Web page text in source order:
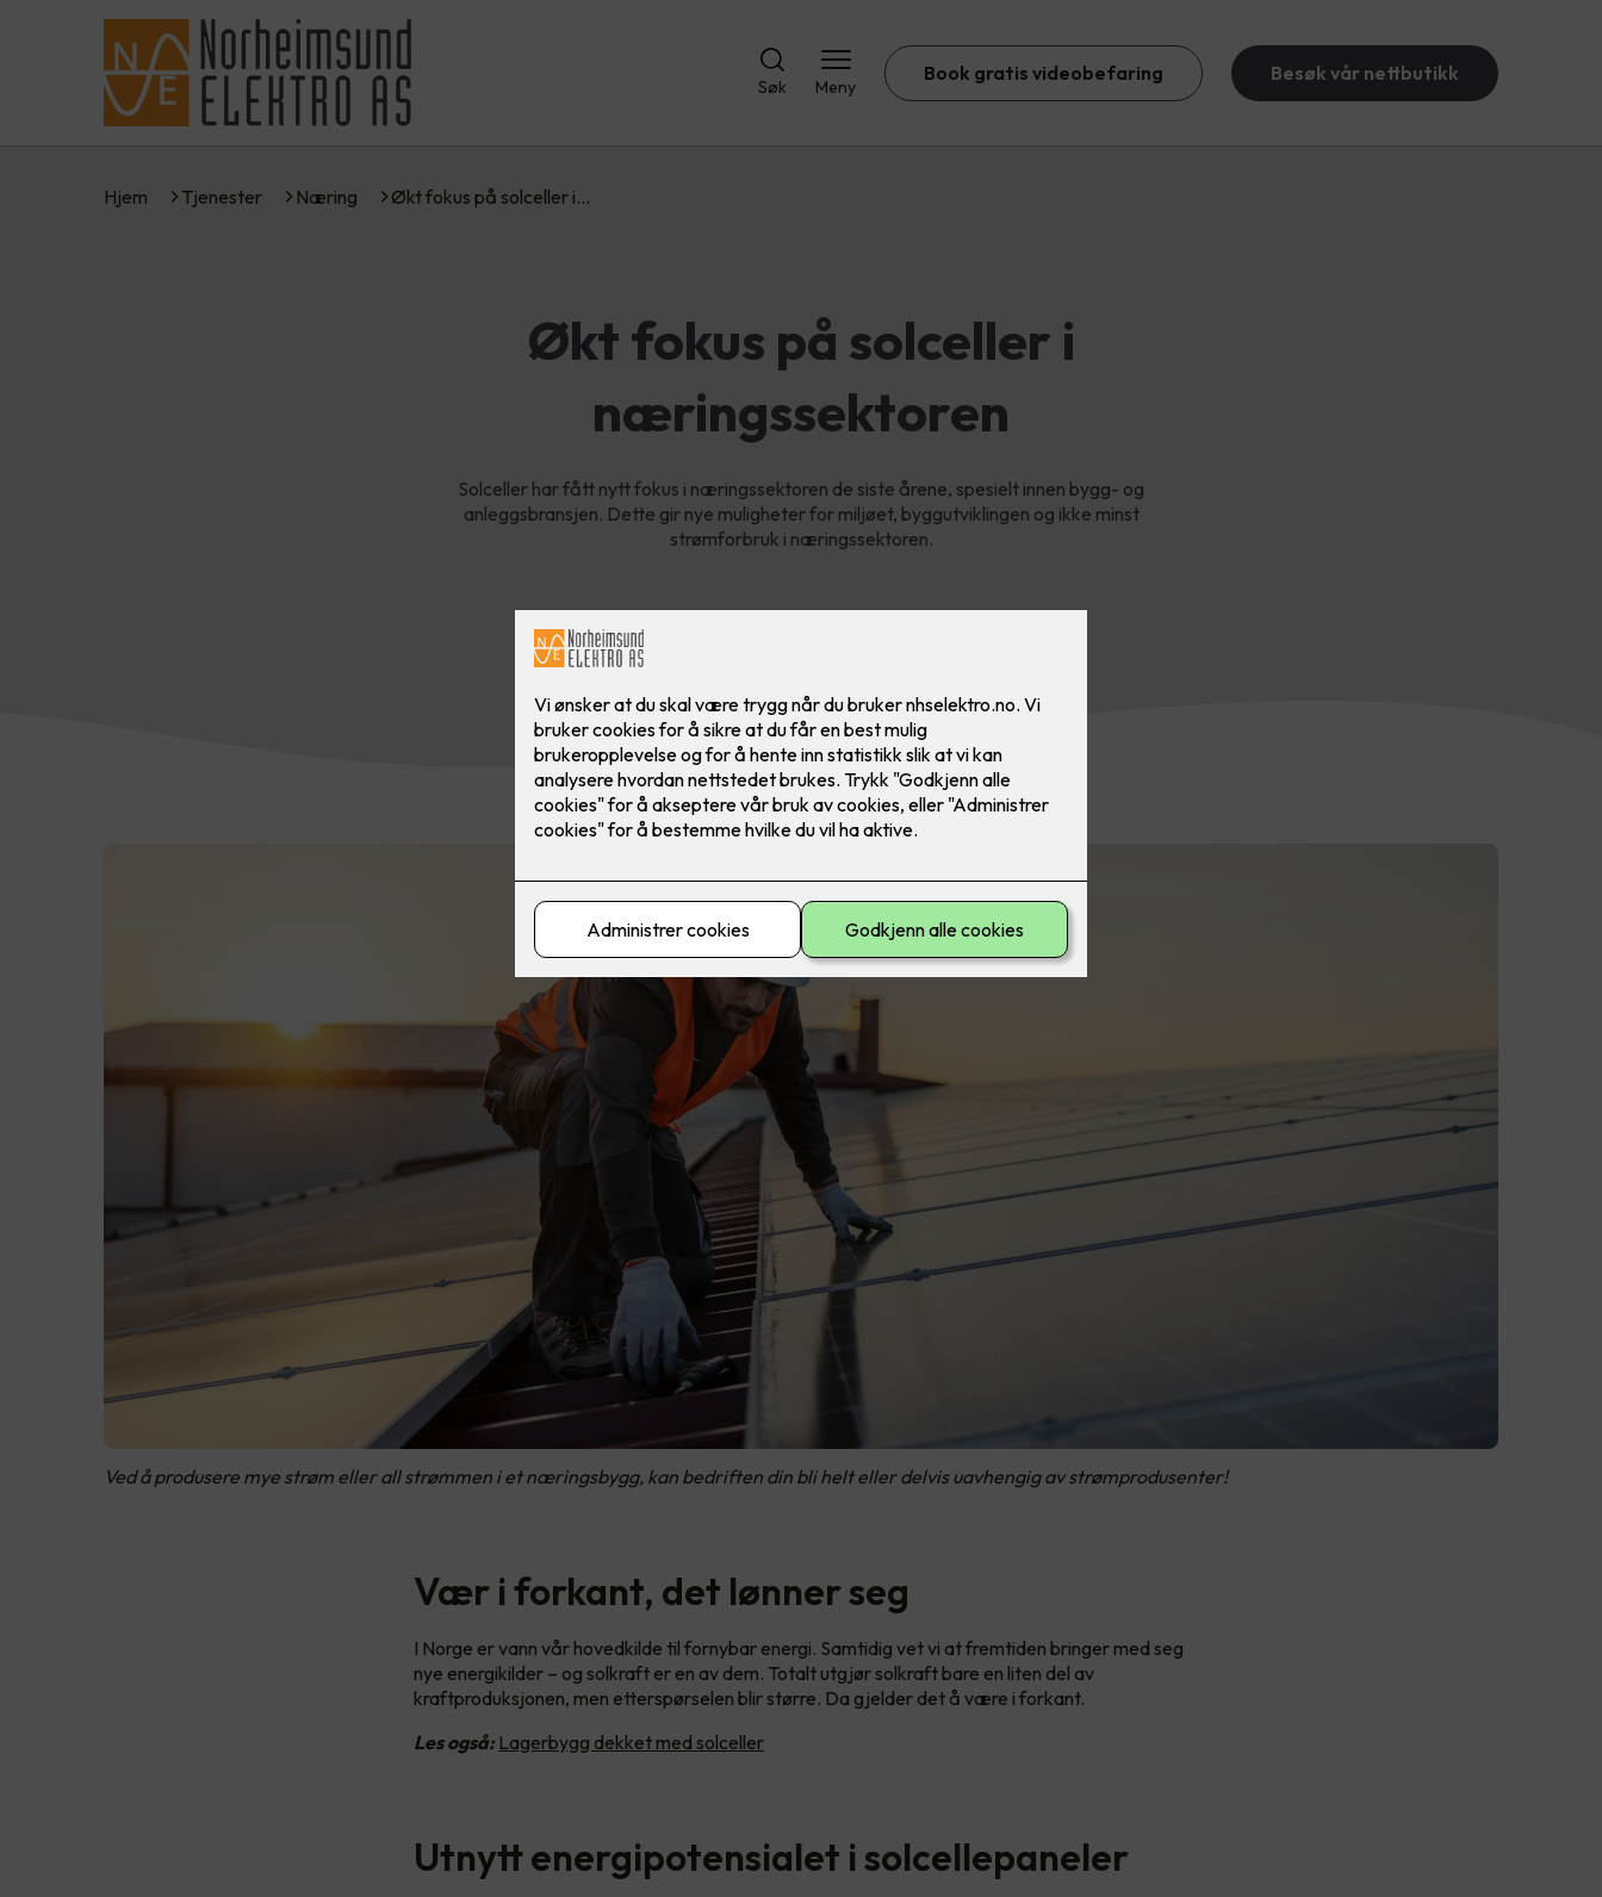
Søk Meny
Book gratis videobefaring Besøk vår nettbutikk
Hjem Tjenester Næring Økt fokus på solceller i…
Økt fokus på solceller i
næringssektoren
Solceller har fått nytt fokus i næringssektoren de siste årene, spesielt innen bygg- og
anleggsbransjen. Dette gir nye muligheter for miljøet, byggutviklingen og ikke minst
strømforbruk i næringssektoren.
Ved å produsere mye strøm eller all strømmen i et næringsbygg, kan bedriften din bli helt eller delvis uavhengig av strømprodusenter!
Vær i forkant, det lønner seg
I Norge er vann vår hovedkilde til fornybar energi. Samtidig vet vi at fremtiden bringer med seg
nye energikilder – og solkraft er en av dem. Totalt utgjør solkraft bare en liten del av
kraftproduksjonen, men etterspørselen blir større. Da gjelder det å være i forkant.
Les også: Lagerbygg dekket med solceller
Utnytt energipotensialet i solcellepaneler